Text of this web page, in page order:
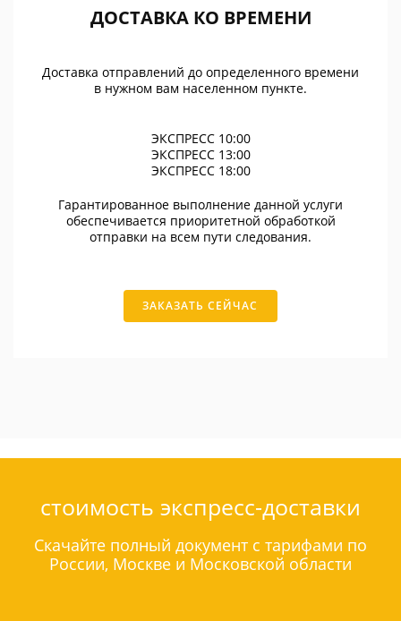
ДОСТАВКА КО ВРЕМЕНИ
Доставка отправлений до определенного времени
в нужном вам населенном пункте.
ЭКСПРЕСС 10:00
ЭКСПРЕСС 13:00
ЭКСПРЕСС 18:00
Гарантированное выполнение данной услуги
обеспечивается приоритетной обработкой
отправки на всем пути следования.
ЗАКАЗАТЬ СЕЙЧАС
стоимость экспресс-доставки
Скачайте полный документ с тарифами по
России, Москве и Московской области